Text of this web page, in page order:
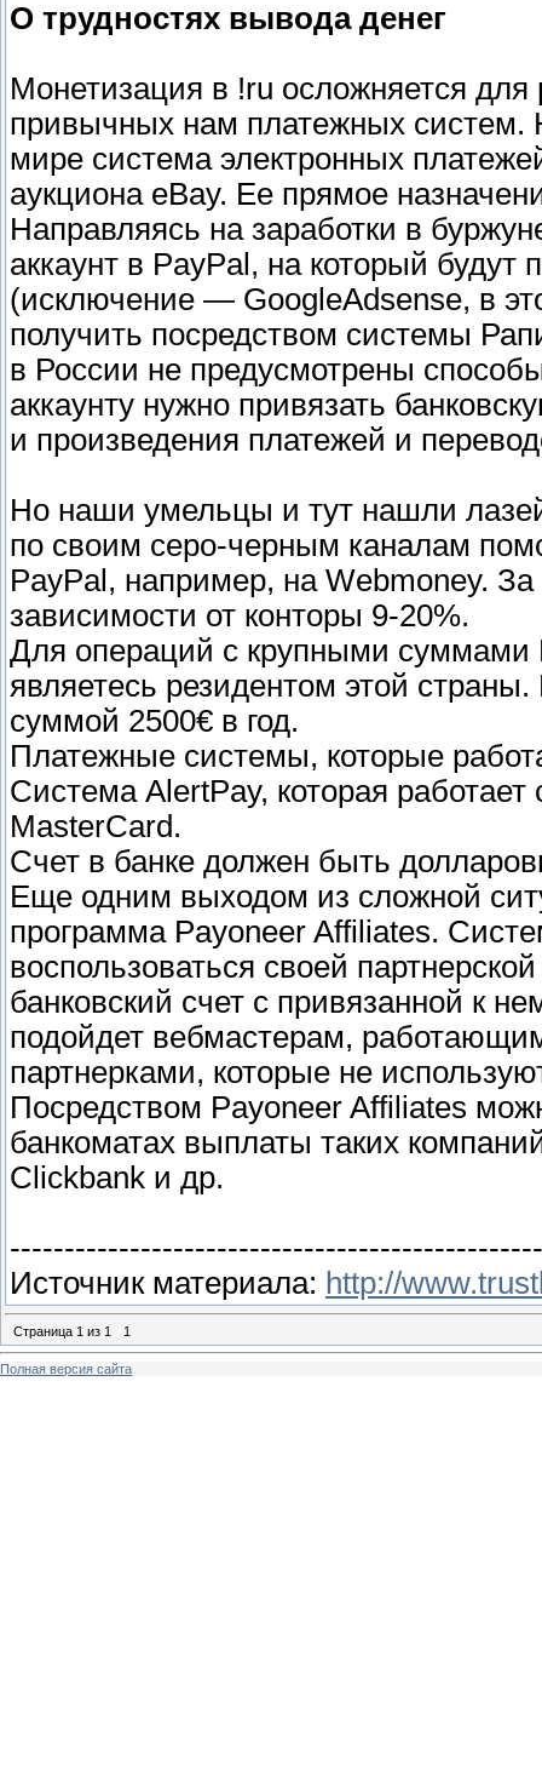
О трудностях вывода денег
Монетизация в !ru осложняется для
привычных нам платежных систем.
мире система электронных
аукциона eBay. Ее прямое
Направляясь на заработки в
аккаунт в PayPal, на который
(исключение — GoogleAdsense, в
получить посредством системы
в России не предусмотрены
аккаунту нужно привязать
и произведения платежей и
Но наши умельцы и тут нашли
по своим серо-черным каналам
PayPal, например, на Webmoney. За
зависимости от конторы 9-20%.
Для операций с крупными суммами
являетесь резидентом этой
суммой 2500€ в год.
Платежные системы, которые
Система AlertPay, которая
MasterCard.
Счет в банке должен быть
Еще одним выходом из сложной
программа Payoneer Affiliates.
воспользоваться своей
банковский счет с привязанной к
подойдет вебмастерам,
партнерками, которые не
Посредством Payoneer Affiliates
банкоматах выплаты таких
Clickbank и др.
Источник материала: http://
Страница 1 из 1 1
Полная версия сайта